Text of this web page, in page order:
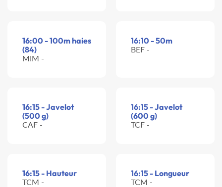
16:00 - 100m haies
(84)
MIM -
16:10 - 50m
BEF -
16:15 - Javelot
(500 g)
CAF -
16:15 - Javelot
(600 g)
TCF -
16:15 - Hauteur
TCM -
16:15 - Longueur
TCM -